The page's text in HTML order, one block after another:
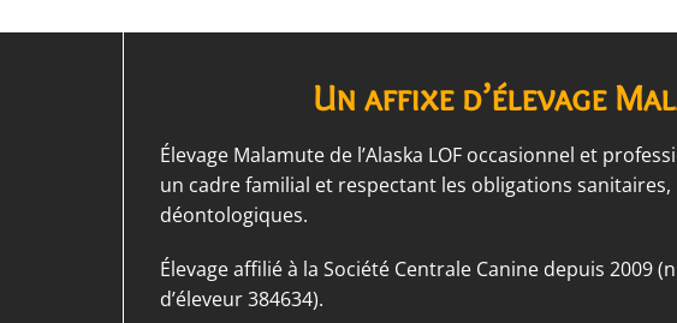
Un affixe d’élevage
Élevage Malamute de l’Alaska LOF occasionnel et
un cadre familial et respectant les obligations sanitaires,
déontologiques.
Élevage affilié à la Société Centrale Canine depuis 2009
d’éleveur 384634).